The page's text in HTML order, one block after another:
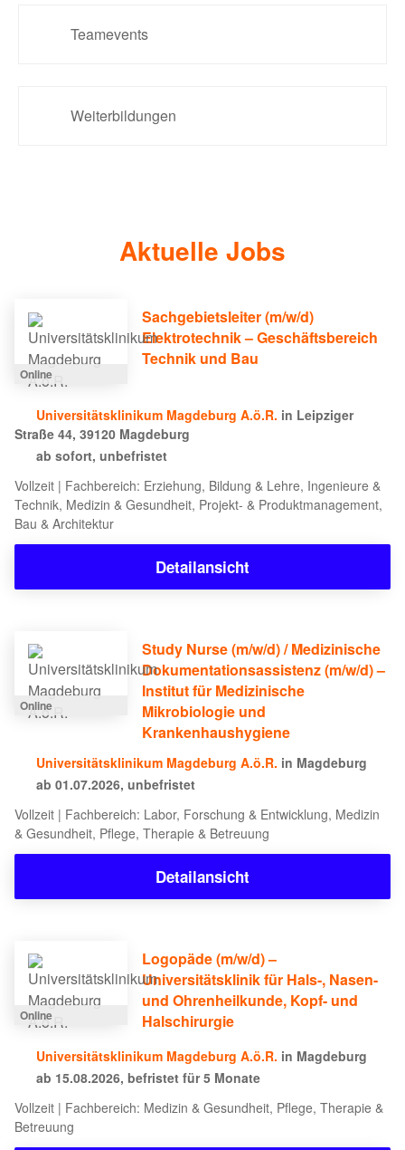
Teamevents
Weiterbildungen
Aktuelle Jobs
Online
Sachgebietsleiter (m/w/d)
Elektrotechnik – Geschäftsbereich
Technik und Bau
Universitätsklinikum Magdeburg A.ö.R. in Leipziger
Straße 44, 39120 Magdeburg
ab sofort, unbefristet
Vollzeit | Fachbereich: Erziehung, Bildung & Lehre, Ingenieure &
Technik, Medizin & Gesundheit, Projekt- & Produktmanagement,
Bau & Architektur
Detailansicht
Online
Study Nurse (m/w/d) / Medizinische
Dokumentationsassistenz (m/w/d) –
Institut für Medizinische
Mikrobiologie und
Krankenhaushygiene
Universitätsklinikum Magdeburg A.ö.R. in Magdeburg
ab 01.07.2026, unbefristet
Vollzeit | Fachbereich: Labor, Forschung & Entwicklung, Medizin
& Gesundheit, Pflege, Therapie & Betreuung
Detailansicht
Online
Logopäde (m/w/d) –
Universitätsklinik für Hals-, Nasen-
und Ohrenheilkunde, Kopf- und
Halschirurgie
Universitätsklinikum Magdeburg A.ö.R. in Magdeburg
ab 15.08.2026, befristet für 5 Monate
Vollzeit | Fachbereich: Medizin & Gesundheit, Pflege, Therapie &
Betreuung